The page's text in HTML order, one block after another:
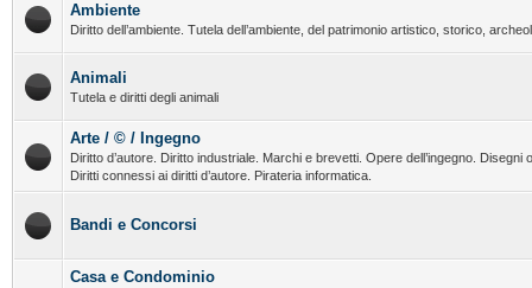
Ambiente
Diritto dell’ambiente. Tutela dell’ambiente, del patrimonio artistico, storico,
Animali
Tutela e diritti degli animali
Arte / © / Ingegno
Diritto d’autore. Diritto industriale. Marchi e brevetti. Opere dell’ingegno. Disegni
Diritti connessi ai diritti d’autore. Pirateria informatica.
Bandi e Concorsi
Casa e Condominio